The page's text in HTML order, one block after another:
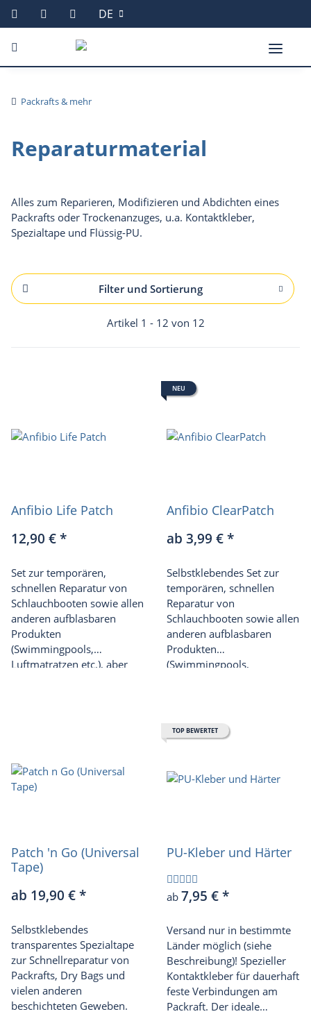
DE
Packrafts & mehr
Reparaturmaterial
Alles zum Reparieren, Modifizieren und Abdichten eines
Packrafts oder Trockenanzuges, u.a. Kontaktkleber,
Spezialtape und Flüssig-PU.
Filter und Sortierung
Artikel 1 - 12 von 12
Anfibio Life Patch
12,90 €*
Set zur temporären,
schnellen Reparatur von
Schlauchbooten sowie allen
anderen aufblasbaren
Produkten
(Swimmingpools,
Luftmatratzen etc.), aber
NEU
Anfibio ClearPatch
ab 3,99 €*
Selbstklebendes Set zur
temporären, schnellen
Reparatur von
Schlauchbooten sowie allen
anderen aufblasbaren
Produkten
(Swimmingpools,
Patch 'n Go (Universal
Tape)
ab 19,90 €*
Selbstklebendes
transparentes Spezialtape
zur Schnellreparatur von
Packrafts, Dry Bags und
vielen anderen
beschichteten Geweben.
TOP BEWERTET
PU-Kleber und Härter
ab 7,95 €*
Versand nur in bestimmte
Länder möglich (siehe
Beschreibung)! Spezieller
Kontaktkleber für dauerhaft
feste Verbindungen am
Packraft. Der ideale